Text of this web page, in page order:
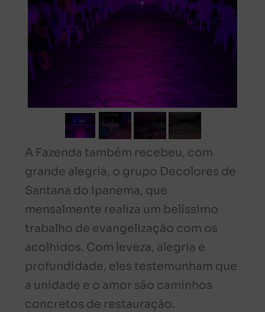
A Fazenda também recebeu, com
grande alegria, o grupo Decolores de
Santana do Ipanema, que
mensalmente realiza um belíssimo
trabalho de evangelização com os
acolhidos. Com leveza, alegria e
profundidade, eles testemunham que
a unidade e o amor são caminhos
concretos de restauração.